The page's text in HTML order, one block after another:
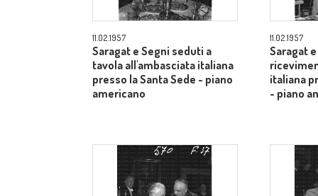
11.02.1957
Saragat e Segni seduti a
tavola all'ambasciata italiana
presso la Santa Sede - piano
americano
11.02.1957
Saragat
italiana
- piano